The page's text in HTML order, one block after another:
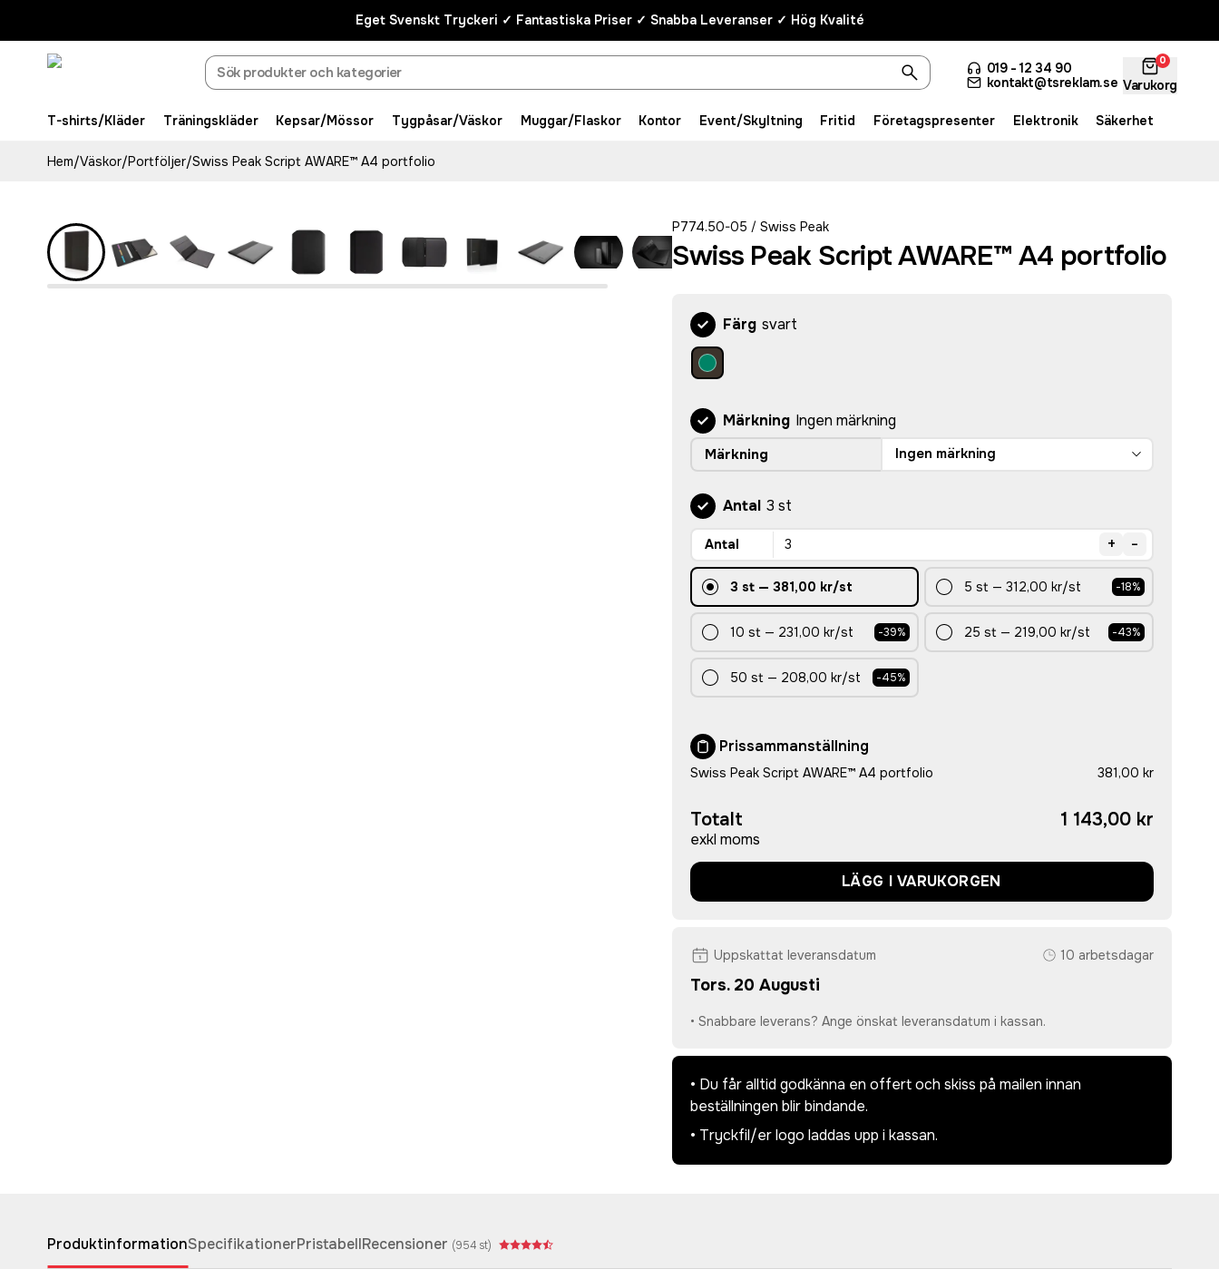
Eget Svenskt Tryckeri ✓ Fantastiska Priser ✓ Snabba Leveranser ✓ Hög Kvalité
019 - 12 34 90
kontakt@tsreklam.se
0
Varukorg
T-shirts/Kläder Träningskläder Kepsar/Mössor Tygpåsar/Väskor Muggar/Flaskor Kontor Event/Skyltning Fritid Företagspresenter Elektronik Säkerhet
Hem/Väskor/Portföljer/Swiss Peak Script AWARE™ A4 portfolio
P774.50-05 / Swiss Peak
Swiss Peak Script AWARE™ A4 portfolio
Färg svart
Märkning Ingen märkning
Märkning Ingen märkning
Antal 3 st
Antal + -
3 st— 381,00 kr/st 5 st —312,00 kr/st -18%
10 st — 231,00 kr/st -39% 25 st — 219,00 kr/st -43%
50 st — 208,00 kr/st -45%
Prissammanställning
Swiss Peak Script AWARE™ A4 portfolio 381,00 kr
Totalt
exkl moms
1 143,00 kr
LÄGG I VARUKORGEN
Uppskattat leveransdatum 10 arbetsdagar
Tors. 20 Augusti
• Snabbare leverans? Ange önskat leveransdatum i kassan.
• Du får alltid godkänna en offert och skiss på mailen innan
beställningen blir bindande.
• Tryckfil/er logo laddas upp i kassan.
ProduktinformationSpecifikationerPristabellRecensioner (954 st)